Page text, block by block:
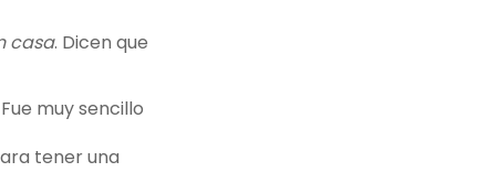
casa. Dicen que
muy sencillo
tener una